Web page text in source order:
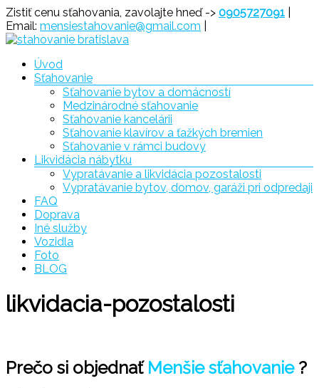
Prejsť
na
obsah
Zistiť cenu sťahovania, zavolajte hneď -> 0905727091
Email: mensiestahovanie@gmail.com
Sťahovanie
Bratislava
Menu Úvod
Sťahovanie
Sťahovanie bytov a domácností
Medzinárodné sťahovanie
Sťahovanie kancelárii
Sťahovanie klavírov a ťažkých bremien
Sťahovanie v rámci budovy
Likvidácia nábytku
Vypratávanie a likvidácia pozostalosti
Vypratávanie bytov, domov, garáži pri odpredaji
FAQ
Doprava
Iné služby
Vozidla
Foto
BLOG
likvidacia-pozostalosti
Prečo si objednať Menšie sťahovanie ?